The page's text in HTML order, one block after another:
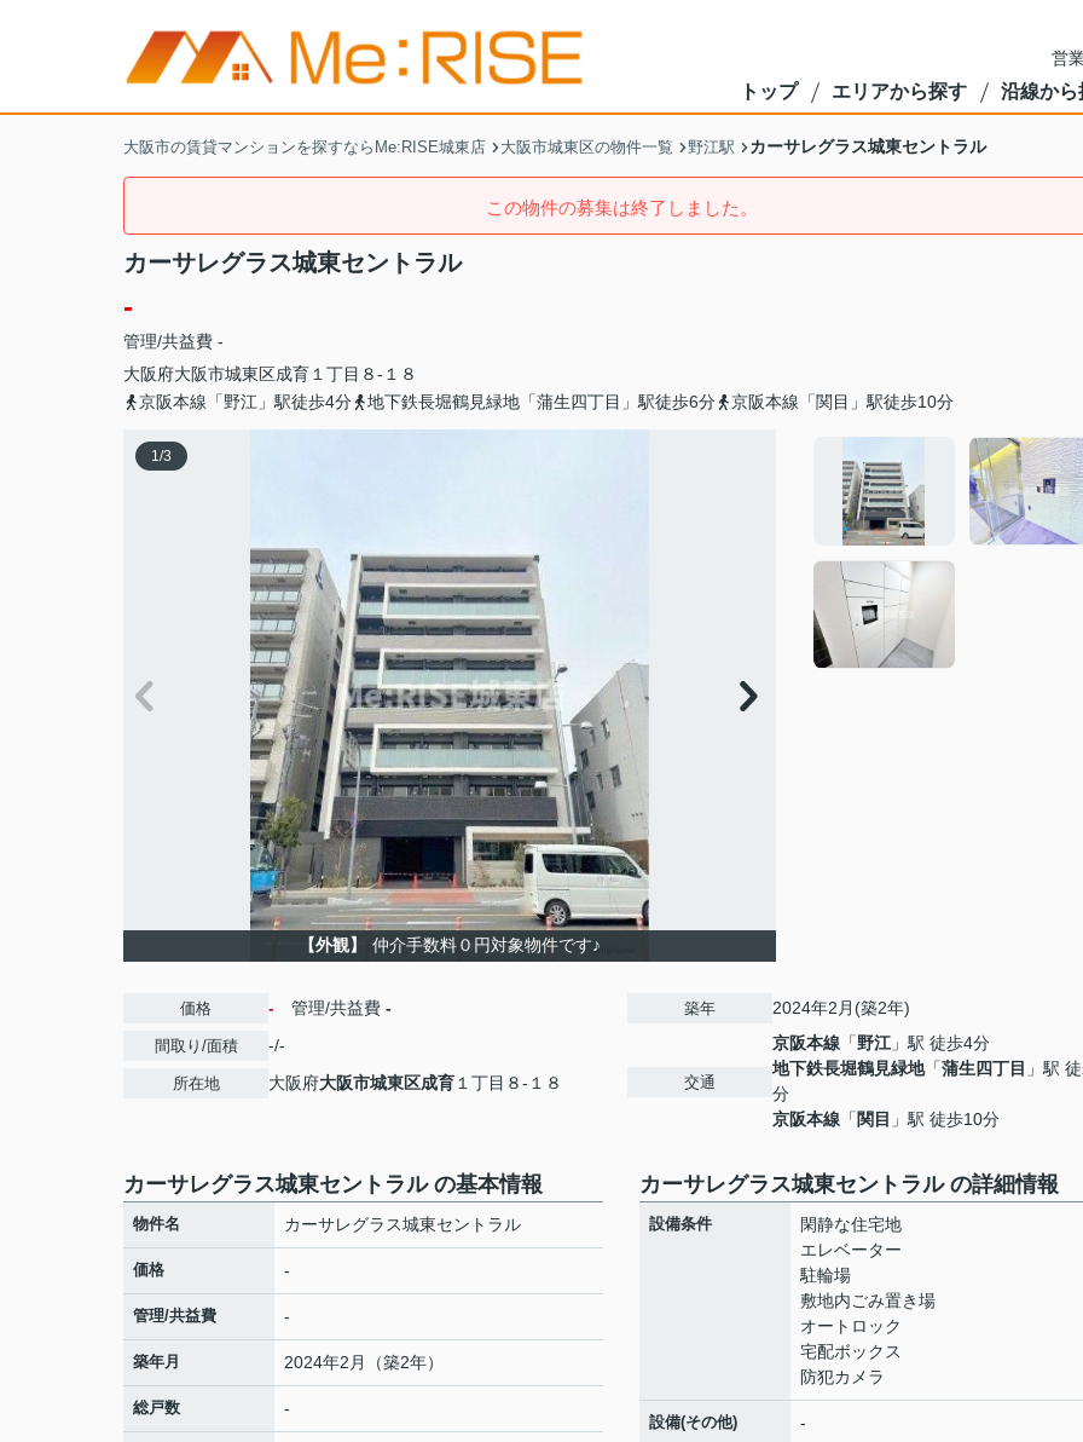
営
トップ エリアから探す 沿線から
大阪市の賃貸マンションを探すならMe:RISE城東店 大阪市城東区の物件一覧 野江駅 カーサレグラス城東セントラル
この物件の募集は終了しました。
カーサレグラス城東セントラル
-
管理/共益費 -
大阪府大阪市城東区成育 １丁目８-１８
京阪本線「野江」駅徒歩4分
地下鉄長堀鶴見緑地「蒲生四丁目」駅徒歩6分 京阪本線「関目」駅徒歩10分
1/3
【外観】 仲介手数料０円対象物件です♪
価格 - 管理/共益費 -
間取り/面積 -/-
所在地 大阪府大阪市城東区成育 １丁目８-１８
築年 2024年2月(築2年)
交通
京阪本線 「野江 」駅 徒歩4分
地下鉄長堀鶴見緑地「蒲生四丁目 」駅
分
京阪本線 「 関目 」駅 徒歩10分
カーサレグラス城東セントラル の基本情報
物件名 カーサレグラス城東セントラル
価格 -
管理/共益費 -
築年月 2024年2月（築2年）
総戸数 -
カーサレグラス城東セントラル の詳細情報
設備条件
閑静な住宅地
エレベーター
駐輪場
敷地内ごみ置き場
オートロック
宅配ボックス
防犯カメラ
設備(その他) -